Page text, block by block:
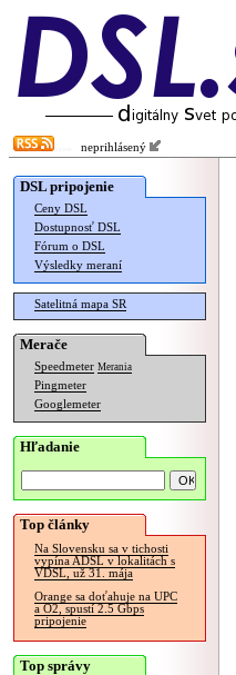
neprihlásený
DSL pripojenie
Ceny DSL
Dostupnosť DSL
Fórum o DSL
Výsledky meraní
Satelitná mapa SR
Merače
Speedmeter Merania
Pingmeter
Googlemeter
Hľadanie
Top články
Na Slovensku sa v tichosti
vypína ADSL v lokalitách s
VDSL, už 31. mája
Orange sa doťahuje na UPC
a O2, spustí 2.5 Gbps
pripojenie
Top správy